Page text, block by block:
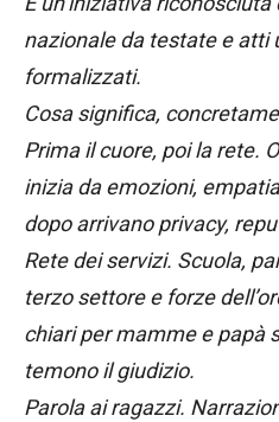
nazionale da testate e atti
formalizzati.
Cosa significa,
Prima il cuore, poi la rete.
inizia da emozioni,
dopo arrivano privacy,
Rete dei servizi. Scuola,
terzo settore e forze
chiari per mamme e papà
temono il giudizio.
Parola ai ragazzi.